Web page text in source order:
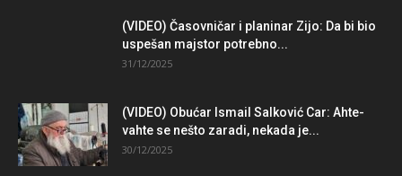
(VIDEO) Časovničar i planinar Zijo: Da bi bio
uspešan majstor potrebno...
31/12/2025
(VIDEO) Obućar Ismail Salković Car: Ahte-
vahte se nešto zaradi, nekada je...
30/12/2025